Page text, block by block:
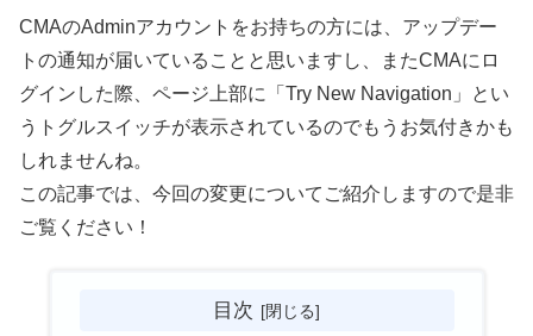
CMAのAdminアカウントをお持ちの方には、アップデー
トの通知が届いていることと思いますし、またCMAにロ
グインした際、ページ上部に「Try New Navigation」とい
うトグルスイッチが表示されているのでもうお気付きかも
しれませんね。
この記事では、今回の変更についてご紹介しますので是非
ご覧ください！
目次